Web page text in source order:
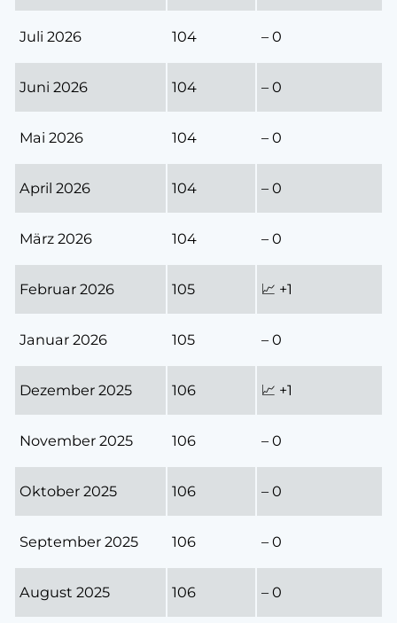
Juli 2026 104 – 0
Juni 2026 104 – 0
Mai 2026 104 – 0
April 2026 104 – 0
März 2026 104 – 0
Februar 2026 105 📈 +1
Januar 2026 105 – 0
Dezember 2025 106 📈 +1
November 2025 106 – 0
Oktober 2025 106 – 0
September 2025 106 – 0
August 2025 106 – 0